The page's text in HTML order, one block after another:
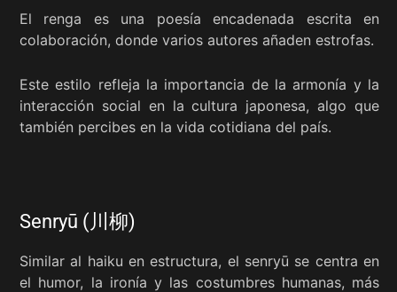
El renga es una poesía encadenada escrita en
colaboración, donde varios autores añaden estrofas.
Este estilo refleja la importancia de la armonía y la
interacción social en la cultura japonesa, algo que
también percibes en la vida cotidiana del país.
Senryū (川柳)
Similar al haiku en estructura, el senryū se centra en
el humor, la ironía y las costumbres humanas, más